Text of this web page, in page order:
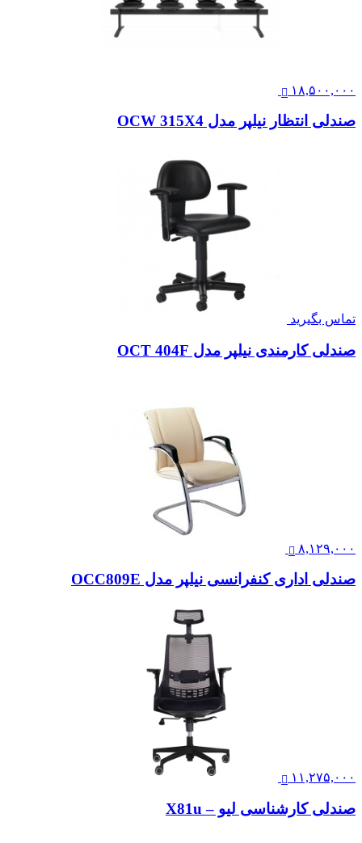
۱۸,۵۰۰,۰۰۰
صندلی انتظار نیلپر مدل OCW 315X4
تماس بگیرید
صندلی کارمندی نیلپر مدل OCT 404F
۸,۱۲۹,۰۰۰
صندلی اداری کنفرانسی نیلپر مدل OCC809E
۱۱,۲۷۵,۰۰۰
صندلی کارشناسی لیو – X81u